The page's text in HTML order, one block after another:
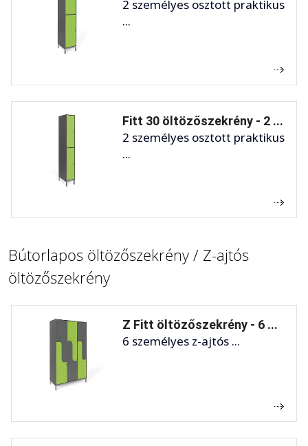
2 személyes osztott praktikus
...
Fitt 30 öltözőszekrény - 2 ...
2 személyes osztott praktikus
...
Bútorlapos öltözőszekrény / Z-ajtós
öltözőszekrény
Z Fitt öltözőszekrény - 6 ...
6 személyes z-ajtós ...